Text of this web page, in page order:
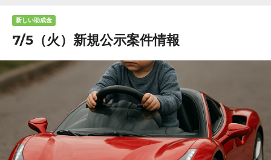
新しい助成金
7/5（火）新規公示案件情報